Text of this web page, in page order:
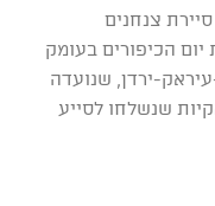
צנחנים
הכיפורים בעומק
ירדן, שנועדה
שנשלחו לסייע